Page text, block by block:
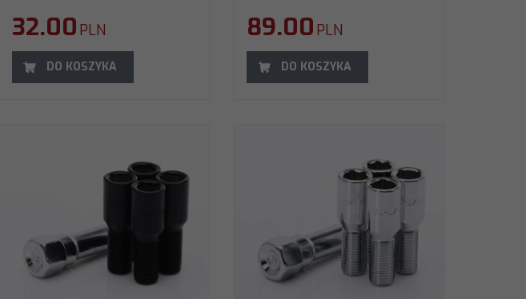
32.00 PLN
DO KOSZYKA
89.00 PLN
DO KOSZYKA